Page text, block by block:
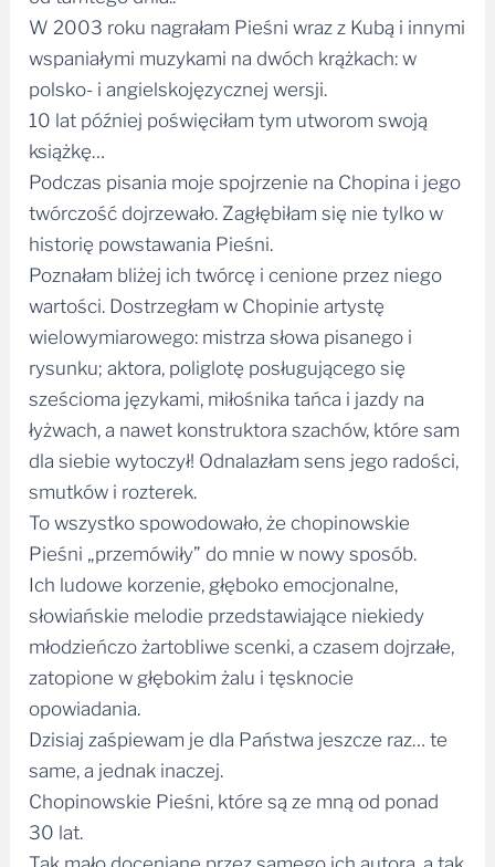
W 2003 roku nagrałam Pieśni wraz z Kubą i innymi
wspaniałymi muzykami na dwóch krążkach: w
polsko- i angielskojęzycznej wersji.
10 lat później poświęciłam tym utworom swoją
książkę…
Podczas pisania moje spojrzenie na Chopina i jego
twórczość dojrzewało. Zagłębiłam się nie tylko w
historię powstawania Pieśni.
Poznałam bliżej ich twórcę i cenione przez niego
wartości. Dostrzegłam w Chopinie artystę
wielowymiarowego: mistrza słowa pisanego i
rysunku; aktora, poliglotę posługującego się
sześcioma językami, miłośnika tańca i jazdy na
łyżwach, a nawet konstruktora szachów, które sam
dla siebie wytoczył! Odnalazłam sens jego radości,
smutków i rozterek.
To wszystko spowodowało, że chopinowskie
Pieśni „przemówiły” do mnie w nowy sposób.
Ich ludowe korzenie, głęboko emocjonalne,
słowiańskie melodie przedstawiające niekiedy
młodzieńczo żartobliwe scenki, a czasem dojrzałe,
zatopione w głębokim żalu i tęsknocie
opowiadania.
Dzisiaj zaśpiewam je dla Państwa jeszcze raz… te
same, a jednak inaczej.
Chopinowskie Pieśni, które są ze mną od ponad
30 lat.